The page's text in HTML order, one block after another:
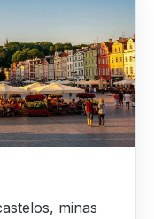
minas